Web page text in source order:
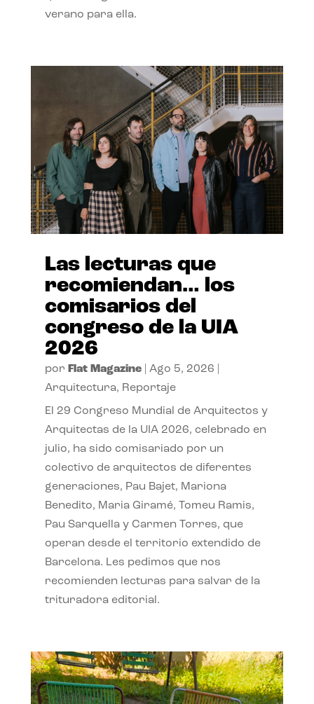
verano para ella.
Las lecturas que
recomiendan… los
comisarios del
congreso de la UIA
2026
por Flat Magazine| Ago 5, 2026
Arquitectura, Reportaje
El 29 Congreso Mundial de Arquitectos y
Arquitectas de la UIA 2026, celebrado en
julio, ha sido comisariado por un
colectivo de arquitectos de diferentes
generaciones, Pau Bajet, Mariona
Benedito, Maria Giramé, Tomeu Ramis,
Pau Sarquella y Carmen Torres, que
operan desde el territorio extendido de
Barcelona. Les pedimos que nos
recomienden lecturas para salvar de la
trituradora editorial.